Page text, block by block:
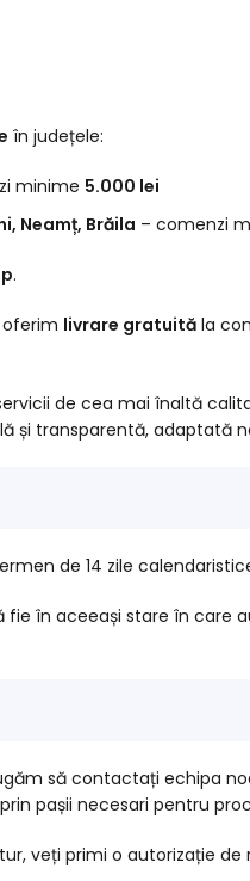
în județele:
minime 5.000 lei
Neamț, Brăila – comenzi
.
oferim livrare gratuită la
servicii de cea mai înaltă
transparentă, adaptată
de 14 zile
fie în aceeași stare în
să contactați echipa
pașii necesari pentru
veți primi o autorizație